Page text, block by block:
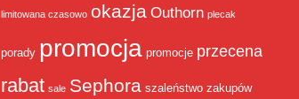
limitowana czasowo okazja Outhorn plecak
porady promocja promocje przecena
rabat sale Sephora szaleństwo zakupów